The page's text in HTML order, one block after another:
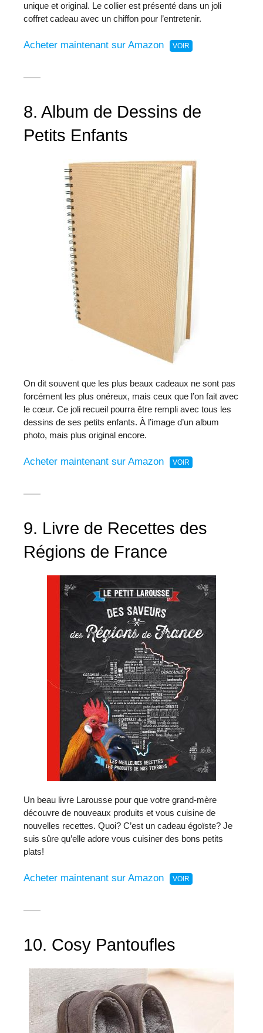
unique et original. Le collier est présenté dans un joli
coffret cadeau avec un chiffon pour l’entretenir.
Acheter maintenant sur Amazon
8. Album de Dessins de
Petits Enfants
On dit souvent que les plus beaux cadeaux ne sont pas
forcément les plus onéreux, mais ceux que l’on fait avec
le cœur. Ce joli recueil pourra être rempli avec tous les
dessins de ses petits enfants. À l’image d’un album
photo, mais plus original encore.
Acheter maintenant sur Amazon
9. Livre de Recettes des
Régions de France
Un beau livre Larousse pour que votre grand-mère
découvre de nouveaux produits et vous cuisine de
nouvelles recettes. Quoi? C’est un cadeau égoïste? Je
suis sûre qu’elle adore vous cuisiner des bons petits
plats!
Acheter maintenant sur Amazon
10. Cosy Pantoufles